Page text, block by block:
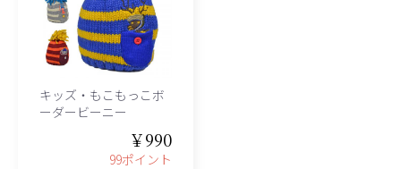
キッズ・もこもっこボ
ーダービーニー
￥990
99ポイント